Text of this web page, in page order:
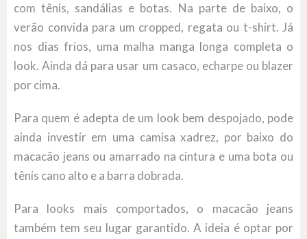
com tênis, sandálias e botas. Na parte de baixo, o
verão convida para um cropped, regata ou t-shirt. Já
nos dias frios, uma malha manga longa completa o
look. Ainda dá para usar um casaco, echarpe ou blazer
por cima.
Para quem é adepta de um look bem despojado, pode
ainda investir em uma camisa xadrez, por baixo do
macacão jeans ou amarrado na cintura e uma bota ou
tênis cano alto e a barra dobrada.
Para looks mais comportados, o macacão jeans
também tem seu lugar garantido. A ideia é optar por